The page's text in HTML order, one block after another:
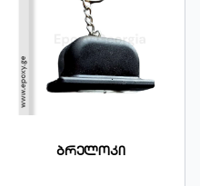
Ბრელოკი